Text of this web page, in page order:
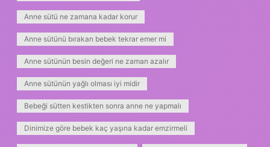
Anne sütü ne zamana kadar korur
Anne sütünü bırakan bebek tekrar emer mi
Anne sütünün besin değeri ne zaman azalır
Anne sütünün yağlı olması iyi midir
Bebeği sütten kestikten sonra anne ne yapmalı
Dinimize göre bebek kaç yaşına kadar emzirmeli